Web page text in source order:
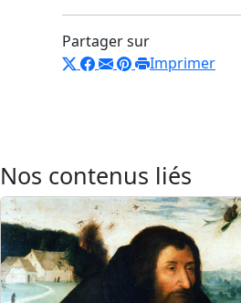
Partager sur
Imprimer
Nos contenus liés